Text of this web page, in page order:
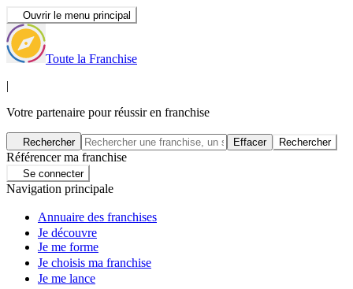
Ouvrir le menu principal
Toute la Franchise
|
Votre partenaire pour réussir en franchise
Rechercher Effacer Rechercher
Référencer ma franchise
Se connecter
Navigation principale
Annuaire des franchises
Je découvre
Je me forme
Je choisis ma franchise
Je me lance